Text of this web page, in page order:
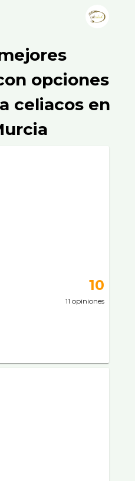
opciones
celiacos en
10
11 opiniones